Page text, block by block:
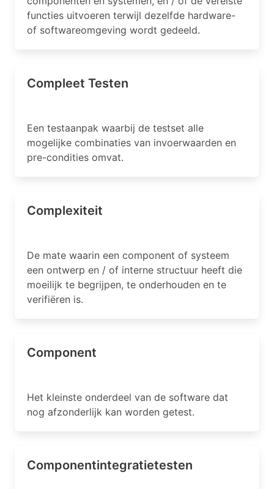
functies uitvoeren terwijl dezelfde hardware-
of softwareomgeving wordt gedeeld.
Compleet Testen
Een testaanpak waarbij de testset alle
mogelijke combinaties van invoerwaarden en
pre-condities omvat.
Complexiteit
De mate waarin een component of systeem
een ontwerp en / of interne structuur heeft die
moeilijk te begrijpen, te onderhouden en te
verifiëren is.
Component
Het kleinste onderdeel van de software dat
nog afzonderlijk kan worden getest.
Componentintegratietesten